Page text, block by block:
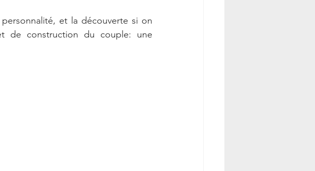
et la découverte si on
de construction du couple: une